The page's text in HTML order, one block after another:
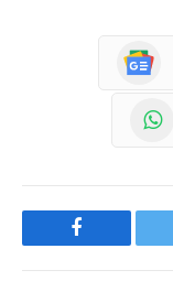
Facebook